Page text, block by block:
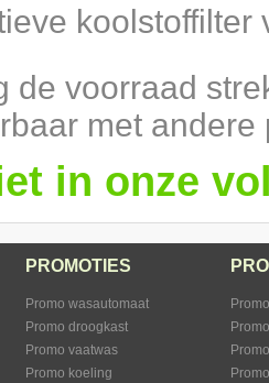
de voorraad
met andere
in onze
PROMOTIES
Promo wasautomaat
Promo droogkast
Promo vaatwas
Promo koeling